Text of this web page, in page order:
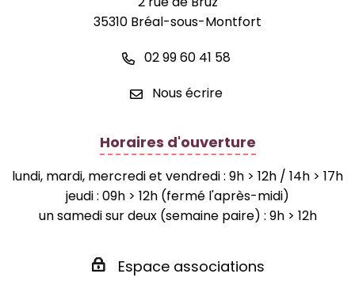
35310 Bréal-sous-Montfort
02 99 60 41 58
Nous écrire
Horaires d'ouverture
lundi, mardi, mercredi et vendredi : 9h > 12h / 14h > 17h
jeudi : 09h > 12h (fermé l'après-midi)
un samedi sur deux (semaine paire) : 9h > 12h
Espace associations